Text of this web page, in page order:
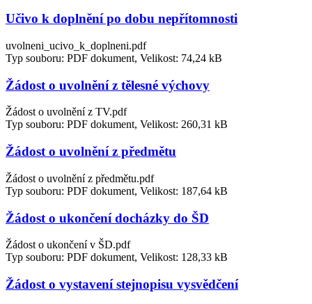
Učivo k doplnění po dobu nepřítomnosti
uvolneni_ucivo_k_doplneni.pdf
Typ souboru: PDF dokument, Velikost: 74,24 kB
Žádost o uvolnění z tělesné výchovy
Žádost o uvolnění z TV.pdf
Typ souboru: PDF dokument, Velikost: 260,31 kB
Žádost o uvolnění z předmětu
Žádost o uvolnění z předmětu.pdf
Typ souboru: PDF dokument, Velikost: 187,64 kB
Žádost o ukončení docházky do ŠD
Žádost o ukončení v ŠD.pdf
Typ souboru: PDF dokument, Velikost: 128,33 kB
Žádost o vystavení stejnopisu vysvědčení